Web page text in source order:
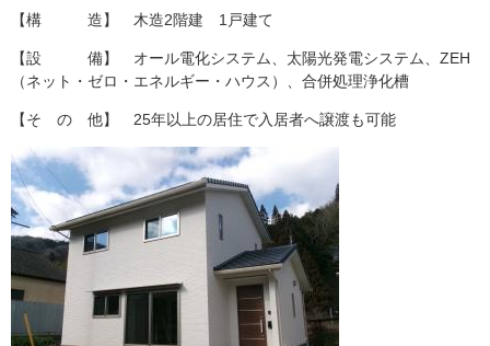
【構 造】 木造2階建 1戸建て
【設 備】 オール電化システム、太陽光発電システム、ZEH
（ネット・ゼロ・エネルギー・ハウス）、合併処理浄化槽
【そ の 他】 25年以上の居住で入居者へ譲渡も可能